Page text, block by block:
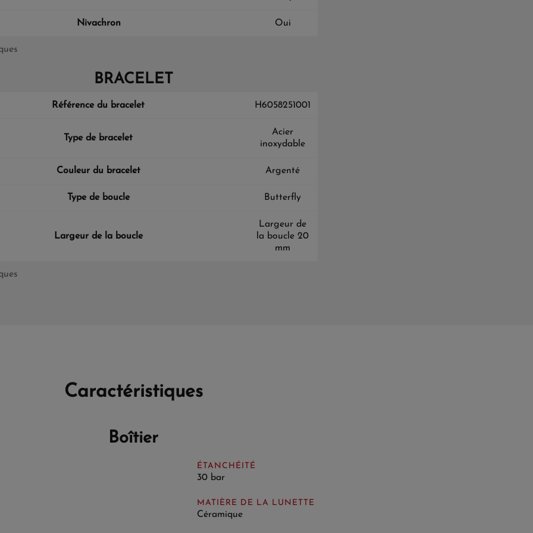
Nivachron Oui
BRACELET
Référence du bracelet H6058251001
Type de bracelet
Acier
inoxydable
Couleur du bracelet Argenté
Type de boucle Butterfly
Largeur de la boucle
Largeur de
la boucle 20
mm
Caractéristiques
Boîtier
ÉTANCHÉITÉ
30 bar
MATIÈRE DE LA LUNETTE
Céramique